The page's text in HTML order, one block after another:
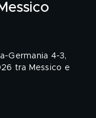
Germania 4-3,
tra Messico e